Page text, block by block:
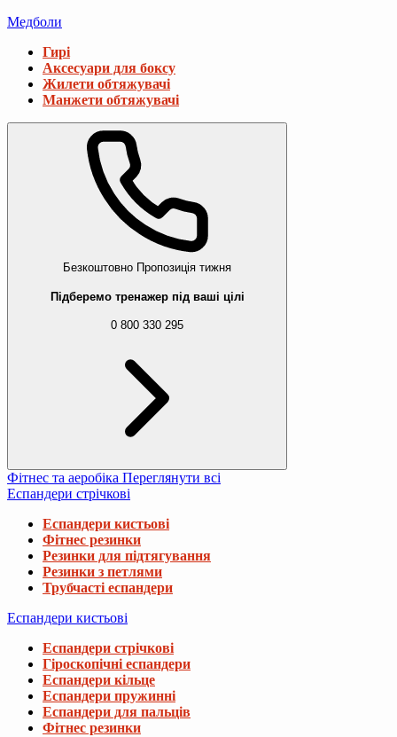
Медболи
Гирі
Аксесуари для боксу
Жилети обтяжувачі
Манжети обтяжувачі
Безкоштовно Пропозиція тижня
Підберемо тренажер під ваші цілі
0 800 330 295
Фітнес та аеробіка Переглянути всі
Еспандери стрічкові
Еспандери кистьові
Фітнес резинки
Резинки для підтягування
Резинки з петлями
Трубчасті еспандери
Еспандери кистьові
Еспандери стрічкові
Гіроскопічні еспандери
Еспандери кільце
Еспандери пружинні
Еспандери для пальців
Фітнес резинки